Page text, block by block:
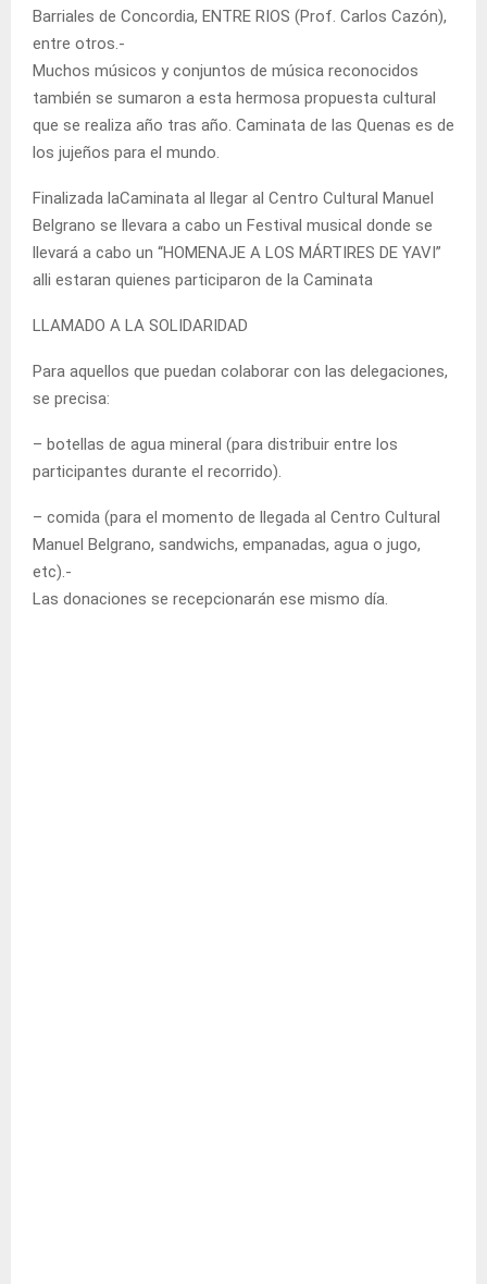
Barriales de Concordia, ENTRE RIOS (Prof. Carlos Cazón),
entre otros.-
Muchos músicos y conjuntos de música reconocidos
también se sumaron a esta hermosa propuesta cultural
que se realiza año tras año. Caminata de las Quenas es de
los jujeños para el mundo.
Finalizada laCaminata al llegar al Centro Cultural Manuel
Belgrano se llevara a cabo un Festival musical donde se
llevará a cabo un “HOMENAJE A LOS MÁRTIRES DE YAVI”
alli estaran quienes participaron de la Caminata
LLAMADO A LA SOLIDARIDAD
Para aquellos que puedan colaborar con las delegaciones,
se precisa:
– botellas de agua mineral (para distribuir entre los
participantes durante el recorrido).
– comida (para el momento de llegada al Centro Cultural
Manuel Belgrano, sandwichs, empanadas, agua o jugo,
etc).-
Las donaciones se recepcionarán ese mismo día.